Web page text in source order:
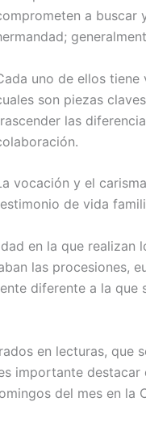
a buscar
uno de ellos
son piezas
las
vocación y el
de vida
en la que
las procesiones,
diferente a la
en lecturas,
importante
del mes en